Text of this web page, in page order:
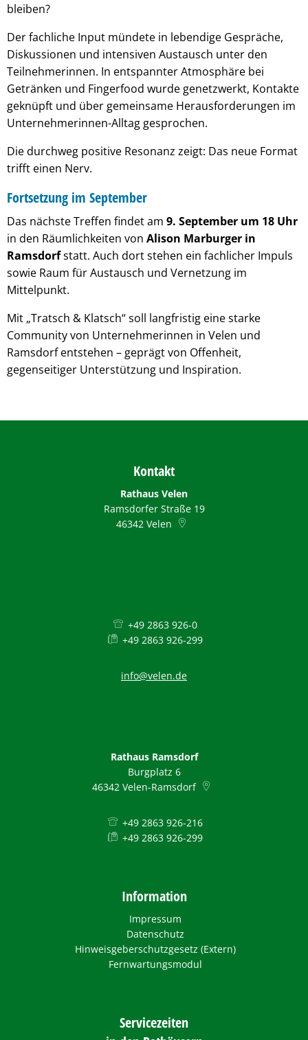
bleiben?
Der fachliche Input mündete in lebendige Gespräche,
Diskussionen und intensiven Austausch unter den
Teilnehmerinnen. In entspannter Atmosphäre bei
Getränken und Fingerfood wurde genetzwerkt, Kontakte
geknüpft und über gemeinsame Herausforderungen im
Unternehmerinnen-Alltag gesprochen.
Die durchweg positive Resonanz zeigt: Das neue Format
trifft einen Nerv.
Fortsetzung im September
Das nächste Treffen findet am 9. September um 18 Uhr
in den Räumlichkeiten von Alison Marburger in
Ramsdorfstatt. Auch dort stehen ein fachlicher Impuls
sowie Raum für Austausch und Vernetzung im
Mittelpunkt.
Mit „Tratsch & Klatsch“ soll langfristig eine starke
Community von Unternehmerinnen in Velen und
Ramsdorf entstehen – geprägt von Offenheit,
gegenseitiger Unterstützung und Inspiration.
Kontakt
Rathaus Velen
Ramsdorfer Straße 19
46342 Velen
+49 2863 926-0
+49 2863 926-299
info@velen.de
Rathaus Ramsdorf
Burgplatz 6
46342 Velen-Ramsdorf
+49 2863 926-216
+49 2863 926-299
Information
Impressum
Datenschutz
Hinweisgeberschutzgesetz (Extern)
Fernwartungsmodul
Servicezeiten